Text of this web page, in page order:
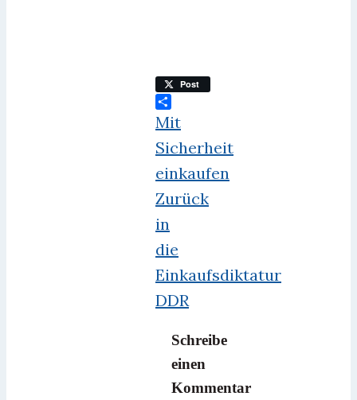
Post
Teilen
Mit
Sicherheit
einkaufen
Zurück
in
die
Einkaufsdiktatur
DDR
Schreibe
einen
Kommentar